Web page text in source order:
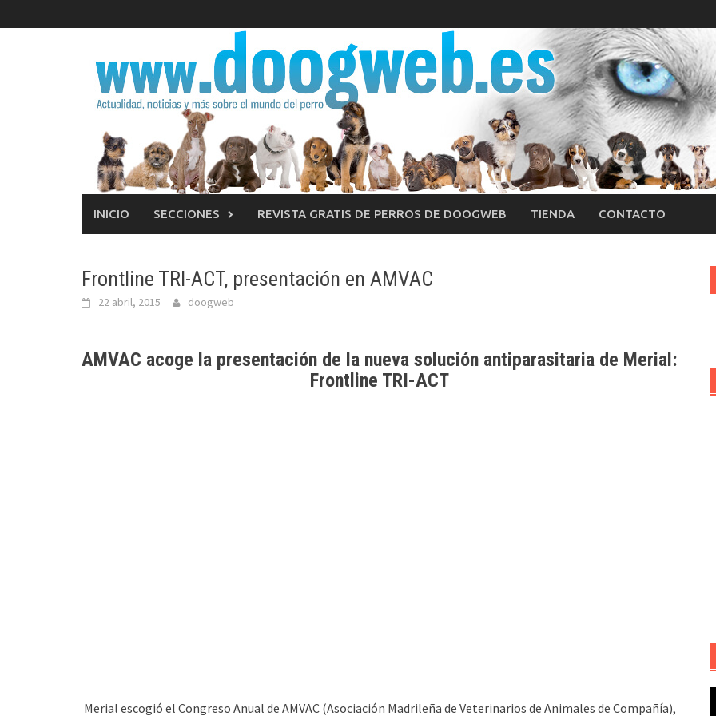
al
INICIO SECCIONES REVISTA GRATIS DE PERROS DE DOOGWEB TIENDA CONTACTO
Frontline TRI-ACT, presentación en AMVAC
22 abril, 2015 doogweb
AMVAC acoge la presentación de la nueva solución antiparasitaria de Merial:
Frontline TRI-ACT
Merial escogió el Congreso Anual de AMVAC (Asociación Madrileña de Veterinarios de Animales de Compañía),